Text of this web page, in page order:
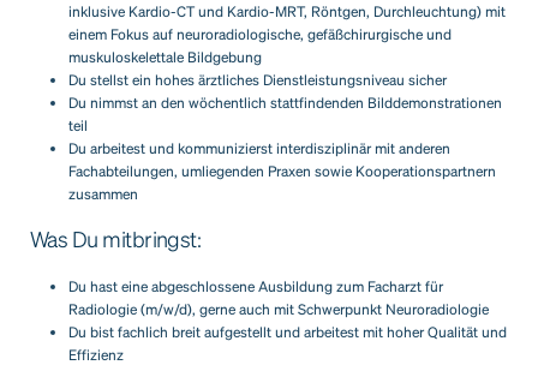
inklusive Kardio-CT und Kardio-MRT, Röntgen, Durchleuchtung) mit
einem Fokus auf neuroradiologische, gefäßchirurgische und
muskuloskelettale Bildgebung
Du stellst ein hohes ärztliches Dienstleistungsniveau sicher
Du nimmst an den wöchentlich stattfindenden Bilddemonstrationen
teil
Du arbeitest und kommunizierst interdisziplinär mit anderen
Fachabteilungen, umliegenden Praxen sowie Kooperationspartnern
zusammen
Was Du mitbringst:
Du hast eine abgeschlossene Ausbildung zum Facharzt für
Radiologie (m/w/d), gerne auch mit Schwerpunkt Neuroradiologie
Du bist fachlich breit aufgestellt und arbeitest mit hoher Qualität und
Effizienz